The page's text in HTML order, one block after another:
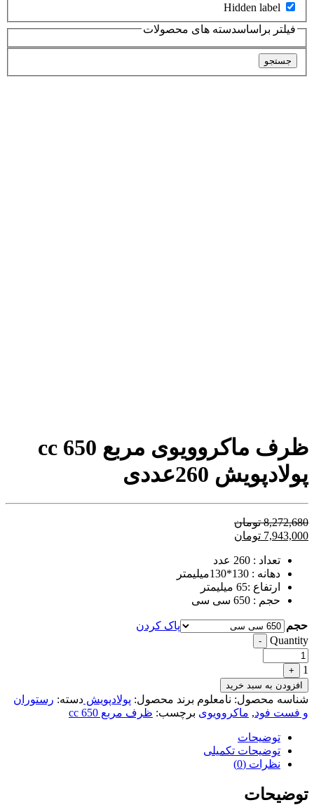
Hidden label
فیلتر براساسدسته های محصولات
جستجو
ظرف ماکروویوی مربع 650 cc
پولادپویش 260عددی
8,272,680 تومان
7,943,000 تومان
تعداد : 260 عدد
دهانه : 130*130میلیمتر
ارتفاع :65 میلیمتر
حجم : 650 سی سی
حجم
پاک کردن
Quantity
-
1
+
افزودن به سبد خرید
شناسه محصول: نامعلوم برند محصول: پولادپویش دسته: رستوران
و فست فود, ماکروویوی برچسب: ظرف مربع 650 cc
توضیحات
توضیحات تکمیلی
نظرات (0)
توضیحات